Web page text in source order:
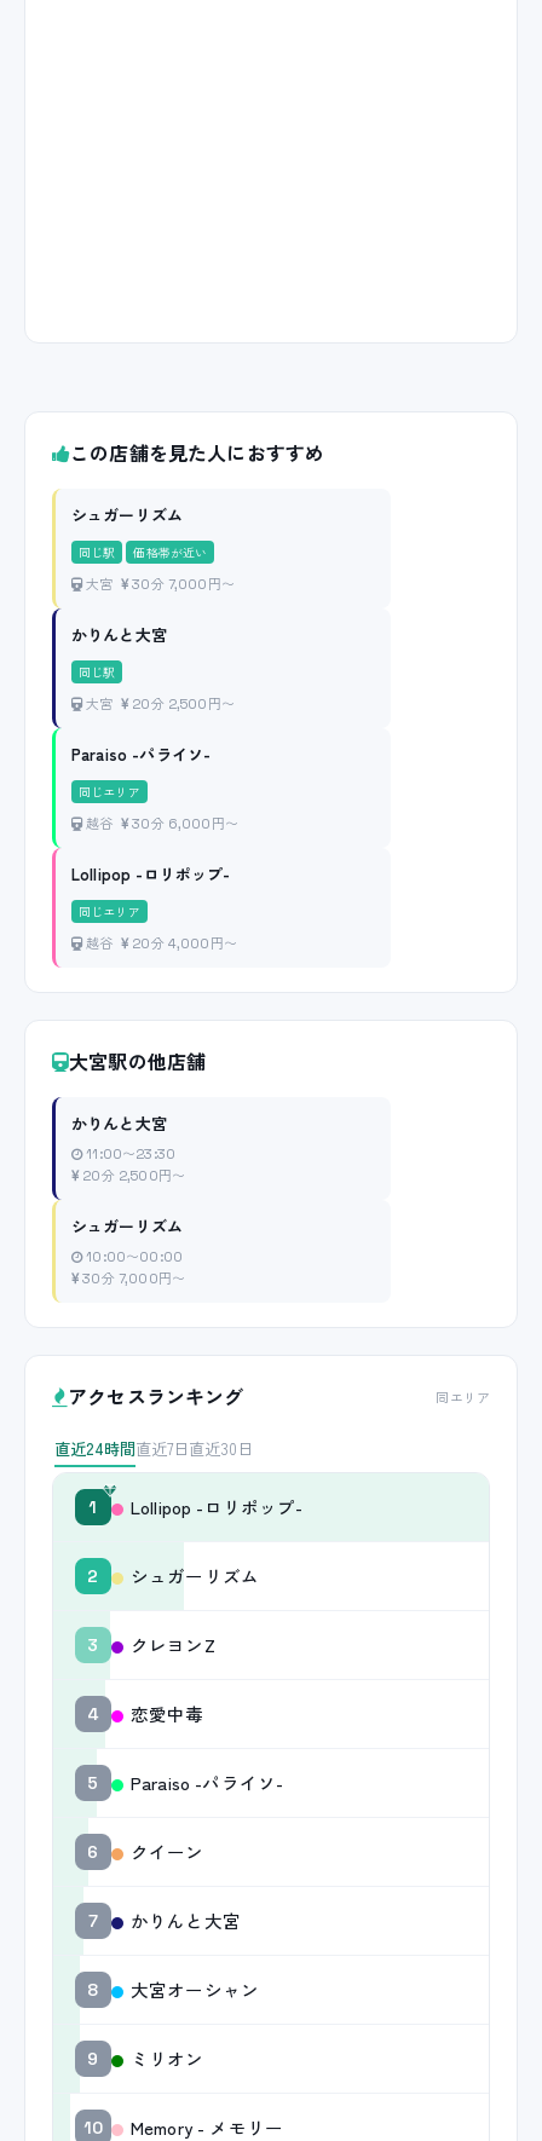
この店舗を見た人におすすめ
シュガーリズム
同じ駅 価格帯が近い
大宮 30分 7,000円〜
かりんと大宮
同じ駅
大宮 20分 2,500円〜
Paraiso -パライソ-
同じエリア
越谷 30分 6,000円〜
Lollipop -ロリポップ-
同じエリア
越谷 20分 4,000円〜
大宮駅の他店舗
かりんと大宮
11:00〜23:30
20分 2,500円〜
シュガーリズム
10:00〜00:00
30分 7,000円〜
アクセスランキング 同エリア
直近24時間直近7日直近30日
1 Lollipop -ロリポップ-
2 シュガーリズム
3 クレヨンZ
4 恋愛中毒
5 Paraiso -パライソ-
6 クイーン
7 かりんと大宮
8 大宮オーシャン
9 ミリオン
10 Memory - メモリー